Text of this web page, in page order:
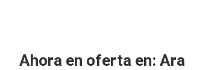
Ahora en oferta en: Ara